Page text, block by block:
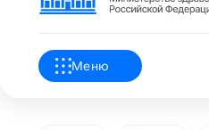
Меню